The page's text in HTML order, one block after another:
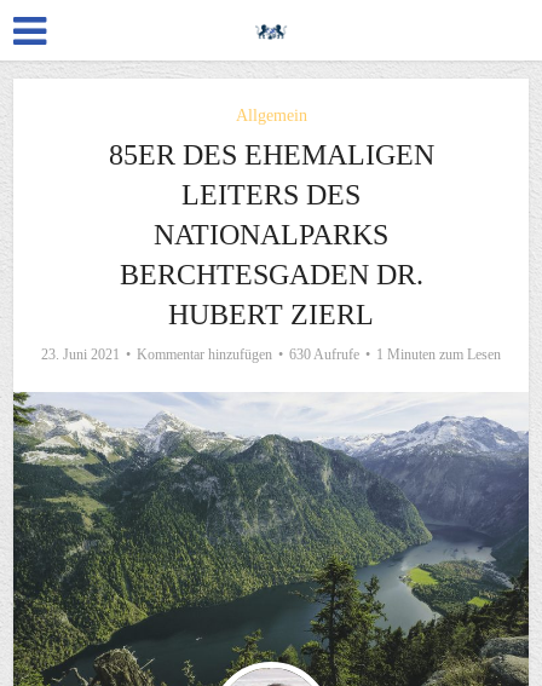
Allgemein
85ER DES EHEMALIGEN
LEITERS DES
NATIONALPARKS
BERCHTESGADEN DR.
HUBERT ZIERL
23. Juni 2021 Kommentar hinzufügen 630 Aufrufe 1 Minuten zum Lesen